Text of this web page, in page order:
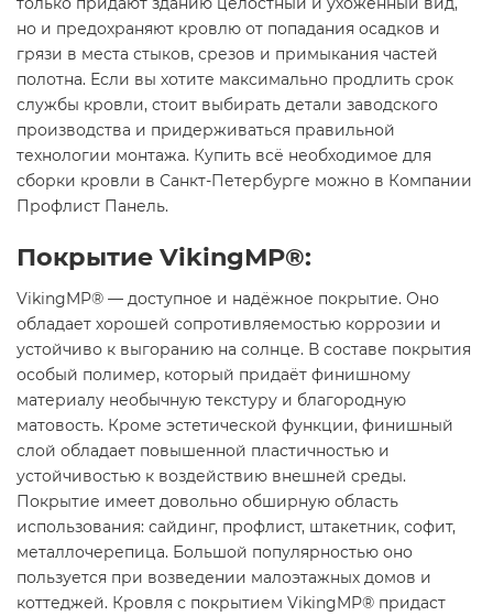
но и предохраняют кровлю от попадания осадков и
грязи в места стыков, срезов и примыкания частей
полотна. Если вы хотите максимально продлить срок
службы кровли, стоит выбирать детали заводского
производства и придерживаться правильной
технологии монтажа. Купить всё необходимое для
сборки кровли в Санкт-Петербурге можно в Компании
Профлист Панель.
Покрытие VikingMP®:
VikingMP® — доступное и надёжное покрытие. Оно
обладает хорошей сопротивляемостью коррозии и
устойчиво к выгоранию на солнце. В составе покрытия
особый полимер, который придаёт финишному
материалу необычную текстуру и благородную
матовость. Кроме эстетической функции, финишный
слой обладает повышенной пластичностью и
устойчивостью к воздействию внешней среды.
Покрытие имеет довольно обширную область
использования: сайдинг, профлист, штакетник, софит,
металлочерепица. Большой популярностью оно
пользуется при возведении малоэтажных домов и
коттеджей. Кровля с покрытием VikingMP® придаст